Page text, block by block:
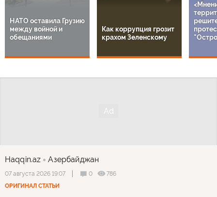
НАТО оставила Грузию
между войной и
обещаниями
Как коррупция грозит
крахом Зеленскому
Haqqin.az Азербайджан
07 августа 2026 19:07 0
786
ОРИГИНАЛ СТАТЬИ